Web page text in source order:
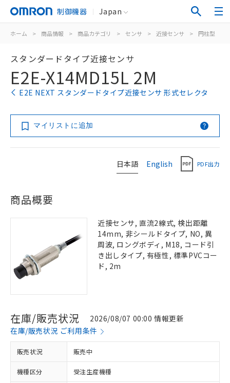
制御機器 Japan
ホーム > 商品情報 > 商品カテゴリ > センサ > 近接センサ > 円柱型
スタンダードタイプ近接センサ
E2E-X14MD15L 2M
E2E NEXT スタンダードタイプ近接センサ 形式セレクタ
マイリストに追加
日本語 English PDF出力
商品概要
近接センサ, 直流2線式, 検出距離
14mm, 非シールドタイプ, NO, 異
周波, ロングボディ, M18, コード引
き出しタイプ, 有極性, 標準PVCコー
ド, 2m
在庫/販売状況
2026/08/07 00:00 情報更新
在庫/販売状況 ご利用条件
販売状況 販売中
機種区分 受注生産機種